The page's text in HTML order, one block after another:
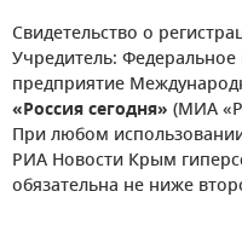
Свидетельство о
Учредитель: Федеральное
предприятие
«Россия сегодня» (МИА
При любом
РИА Новости Крым
обязательна не ниже